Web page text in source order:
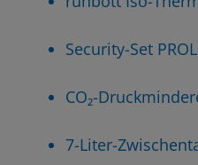
Security-Set
CO₂-
7-Liter-